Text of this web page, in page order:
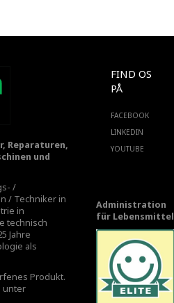
Reparaturen,
und
/
/ Techniker in
in
technisch
Jahre
als
Produkt.
unter
FIND OS
PÅ
FACEBOOK
LINKEDIN
YOUTUBE
Administration
für Lebensmittel